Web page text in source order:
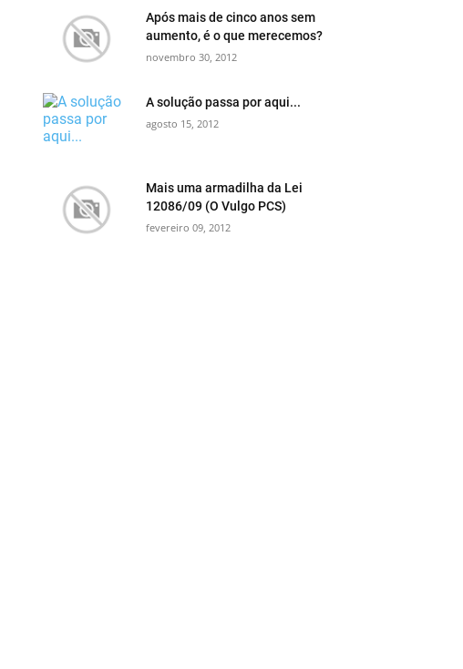
Após mais de cinco anos sem
aumento, é o que merecemos?
novembro 30, 2012
A solução passa por aqui...
agosto 15, 2012
Mais uma armadilha da Lei
12086/09 (O Vulgo PCS)
fevereiro 09, 2012